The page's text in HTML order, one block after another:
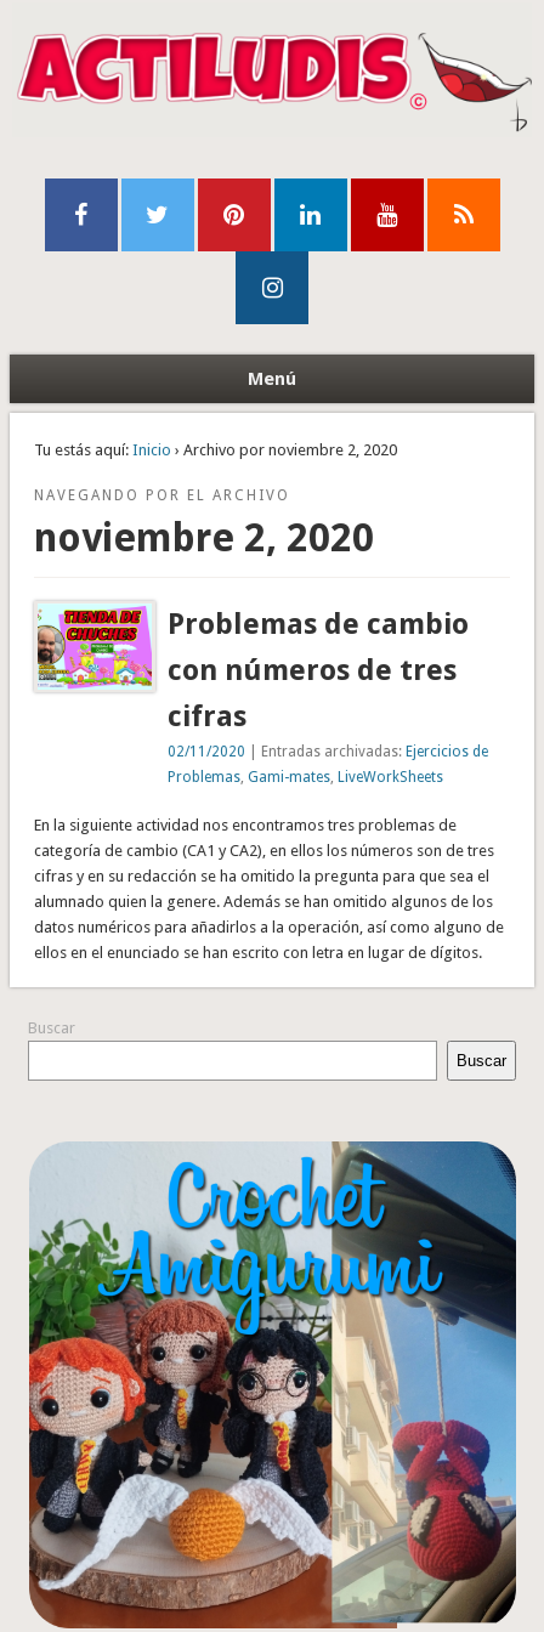
Menú
Tu estás aquí: Inicio › Archivo por noviembre 2, 2020
NAVEGANDO POR EL ARCHIVO
noviembre 2, 2020
Problemas de cambio
con números de tres
cifras
02/11/2020 | Entradas archivadas:Ejercicios de
Problemas ,Gami-mates ,LiveWorkSheets
En la siguiente actividad nos encontramos tres problemas de
categoría de cambio (CA1 y CA2), en ellos los números son de tres
cifras y en su redacción se ha omitido la pregunta para que sea el
alumnado quien la genere. Además se han omitido algunos de los
datos numéricos para añadirlos a la operación, así como alguno de
ellos en el enunciado se han escrito con letra en lugar de dígitos.
Buscar
Buscar